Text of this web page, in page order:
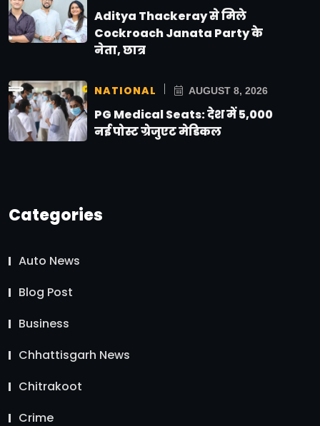
Aditya Thackeray से मिले
Cockroach Janata Party के
नेता, छात्र
NATIONAL AUGUST 8, 2026
PG Medical Seats: देश में 5,000
नई पोस्ट ग्रेजुएट मेडिकल
Categories
Auto News
Blog Post
Business
Chhattisgarh News
Chitrakoot
Crime